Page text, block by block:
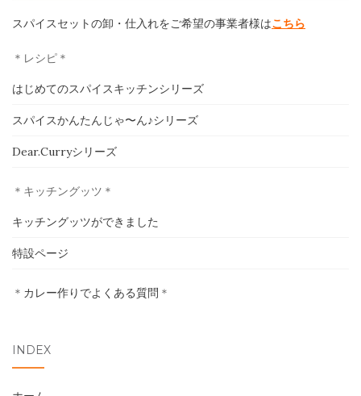
スパイスショップ
イベント
スパイスセットの卸・仕入れをご希望の事業者様はこちら
＊レシピ＊
はじめてのスパイスキッチンシリーズ
スパイスかんたんじゃ〜ん♪シリーズ
Dear.Curryシリーズ
＊キッチングッツ＊
キッチングッツができました
特設ページ
＊ カレー作りでよくある質問 ＊
INDEX